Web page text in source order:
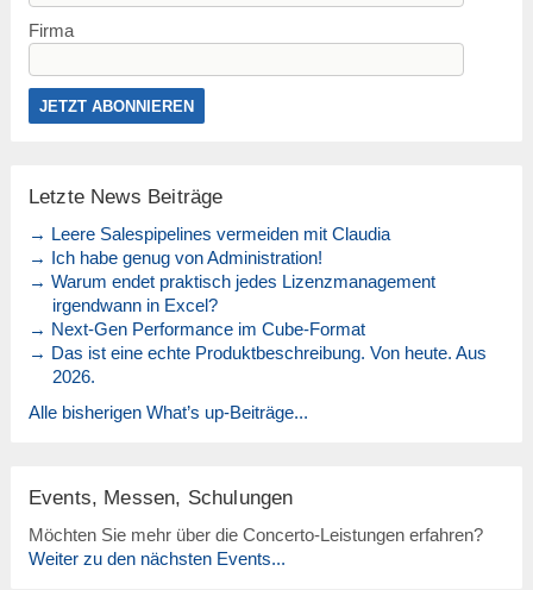
Firma
Letzte News Beiträge
→ Leere Salespipelines vermeiden mit Claudia
→ Ich habe genug von Administration!
→ Warum endet praktisch jedes Lizenzmanagement
irgendwann in Excel?
→ Next-Gen Performance im Cube-Format
→ Das ist eine echte Produktbeschreibung. Von heute. Aus
2026.
Alle bisherigen What’s up-Beiträge...
Events, Messen, Schulungen
Möchten Sie mehr über die Concerto-Leistungen erfahren?
Weiter zu den nächsten Events...